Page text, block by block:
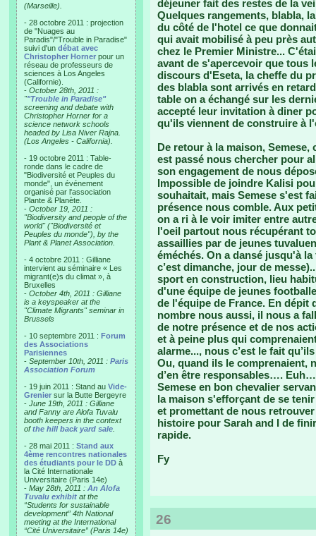
(Marseille).
- 28 octobre 2011 : projection
de "Nuages au
Paradis"/"Trouble in Paradise"
suivi d'un débat avec
Christopher Horner pour un
réseau de professeurs de
sciences à Los Angeles
(Californie).
- October 28th, 2011 :
""Trouble in Paradise"
screening and debate with
Christopher Horner for a
science network schools
headed by Lisa Niver Rajna.
(Los Angeles - California).
- 19 octobre 2011 : Table-
ronde dans le cadre de
"Biodiversité et Peuples du
monde", un événement
organisé par l'association
Plante & Planète.
- October 19, 2011 :
"Biodiversity and people of the
world" ("Biodiversité et
Peuples du monde"), by the
Plant & Planet Association.
- 4 octobre 2011 : Gilliane
intervient au séminaire « Les
migrant(e)s du climat », à
Bruxelles
- October 4th, 2011 : Gilliane
is a keyspeaker at the
"Climate Migrants" seminar in
Brussels
- 10 septembre 2011 : Forum
des Associations
Parisiennes
- September 10th, 2011 : Paris
Association Forum
- 19 juin 2011 : Stand au Vide-
Grenier sur la Butte Bergeyre
- June 19th, 2011 : Gilliane
and Fanny are Alofa Tuvalu
booth keepers in the context
ofthe hill back yard sale
- 28 mai 2011 : Stand aux
4ème rencontres nationales
des étudiants pour le DD à
la Cité Internationale
Universitaire (Paris 14e)
- May 28th, 2011 : An Alofa
Tuvalu exhibit at the
“Students for sustainable
development” 4th National
meeting at the International
“Cité Universitaire” (Paris 14e)
déjeuner fait des restes de la
Quelques rangements, blabla,
du côté de l'hotel ce que
qui avait mobilisé à peu près
chez le Premier Ministre...
avant de s'apercevoir que tous
discours d'Eseta, la cheffe du
des blabla sont arrivés en
table on a échangé sur les
accepté leur invitation à diner
qu'ils viennent de construire à
De retour à la maison,
est passé nous chercher pour
son engagement de nous
Impossible de joindre Kalisi
souhaitait, mais Semese s'est
présence nous comble. Aux
on a ri à le voir imiter entre
l'oeil partout nous récupérant
assaillies par de jeunes
éméchés. On a dansé jusqu'à
c’est dimanche, jour de
sport en construction, lieu
d'une équipe de jeunes
de l'équipe de France. En dépit
nombre nous aussi, il nous a
de notre présence et de nos
et à peine plus qui
alarme..., nous c’est le fait
Ou, quand ils le comprenaient,
d’en être responsables….
Semese en bon chevalier
la maison s'efforçant de se
et promettant de nous
histoire pour Sarah and I de
rapide.
Fy
26